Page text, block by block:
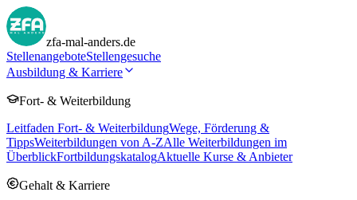
zfa-mal-anders.de
StellenangeboteStellengesuche
Ausbildung & Karriere
Fort- & Weiterbildung
Leitfaden Fort- & WeiterbildungWege, Förderung &
TippsWeiterbildungen von A-ZAlle Weiterbildungen im
ÜberblickFortbildungskatalogAktuelle Kurse & Anbieter
Gehalt & Karriere